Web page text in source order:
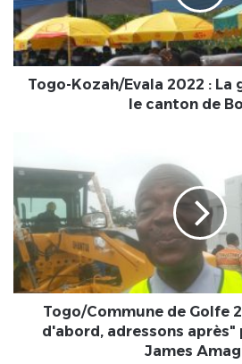
finale
dans
le
canton
Togo-Kozah/Evala 2022 : La
le canton de
Golfe
2
:
"Aménageons
d'abord,
adressons
après"
préciseTogo/Commune de Golfe
d'abord, adressons après"
James